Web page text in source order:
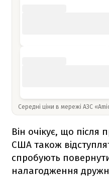
Середні ціни в мережі АЗС
Він очікує, що після
США також
спробують
налагодження